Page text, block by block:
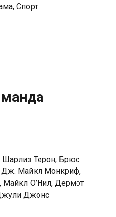
загадочного
Тот помогает Раннульфу
свой истинный
Спорт
Шарлиз Терон, Брюс
Дж. Майкл Монкриф,
Майкл О’Нил, Дермот
Джонс